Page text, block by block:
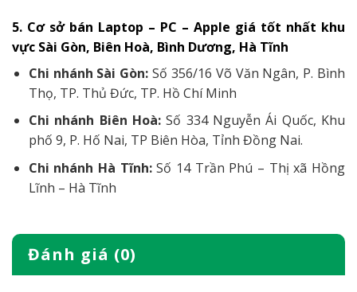
5. Cơ sở bán Laptop – PC – Apple giá tốt nhất khu
vực Sài Gòn, Biên Hoà, Bình Dương, Hà Tĩnh
Chi nhánh Sài Gòn:Số 356/16 Võ Văn Ngân, P. Bình
Thọ, TP. Thủ Đức, TP. Hồ Chí Minh
Chi nhánh Biên Hoà:Số 334 Nguyễn Ái Quốc, Khu
phố 9, P. Hố Nai, TP Biên Hòa, Tỉnh Đồng Nai.
Chi nhánh Hà Tĩnh:Số 14 Trần Phú – Thị xã Hồng
Lĩnh – Hà Tĩnh
Đánh giá (0)